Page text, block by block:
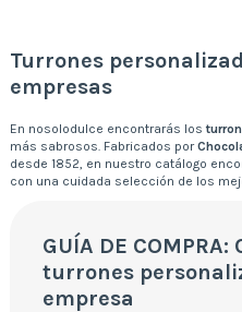
Turrones
empresas
En nosolodulce encontrarás los
más sabrosos. Fabricados por
desde 1852, en nuestro catálogo
con una cuidada selección de los
GUÍA DE
turrones
empresa